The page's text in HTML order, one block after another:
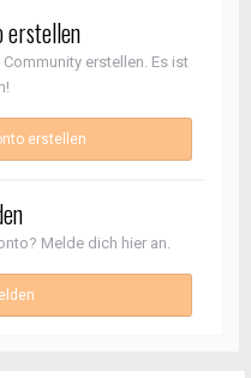
erstellen
erstellen. Es ist
erstellen
Melde dich hier an.